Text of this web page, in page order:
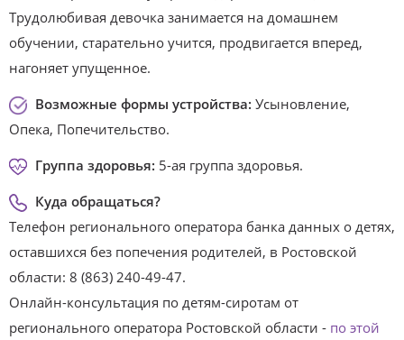
Трудолюбивая девочка занимается на домашнем
обучении, старательно учится, продвигается вперед,
нагоняет упущенное.
Возможные формы устройства: Усыновление,
Опека, Попечительство.
Группа здоровья: 5-ая группа здоровья.
Куда обращаться?
Телефон регионального оператора банка данных о детях,
оставшихся без попечения родителей, в Ростовской
области: 8 (863) 240-49-47.
Онлайн-консультация по детям-сиротам от
регионального оператора Ростовской области - по этой